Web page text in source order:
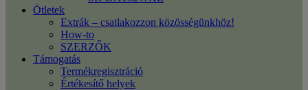
Ötletek
Extrák – csatlakozzon közösségünkhöz!
How-to
SZERZŐK
Támogatás
Termékregisztráció
Értékesítő helyek